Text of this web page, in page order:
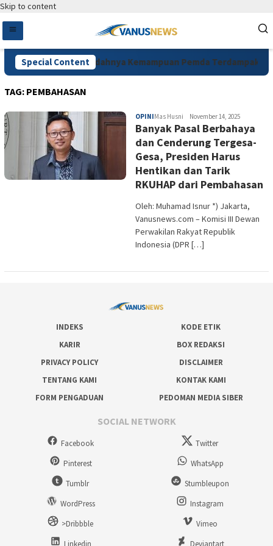
Skip to content
Special Content
Sesalkan Rendahnya Kemampuan Pemda Terdampak
TAG: PEMBAHASAN
OPINIMas Husni November 14, 2025
Banyak Pasal Berbahaya
dan Cenderung Tergesa-
Gesa, Presiden Harus
Hentikan dan Tarik
RKUHAP dari Pembahasan
Oleh: Muhamad Isnur *) Jakarta,
Vanusnews.com – Komisi III Dewan
Perwakilan Rakyat Republik
Indonesia (DPR […]
INDEKS
KODE ETIK
KARIR
BOX REDAKSI
PRIVACY POLICY
DISCLAIMER
TENTANG KAMI
KONTAK KAMI
FORM PENGADUAN
PEDOMAN MEDIA SIBER
SOCIAL NETWORK
Facebook
Twitter
Pinterest
WhatsApp
Tumblr
Stumbleupon
WordPress
Instagram
>Dribbble
Vimeo